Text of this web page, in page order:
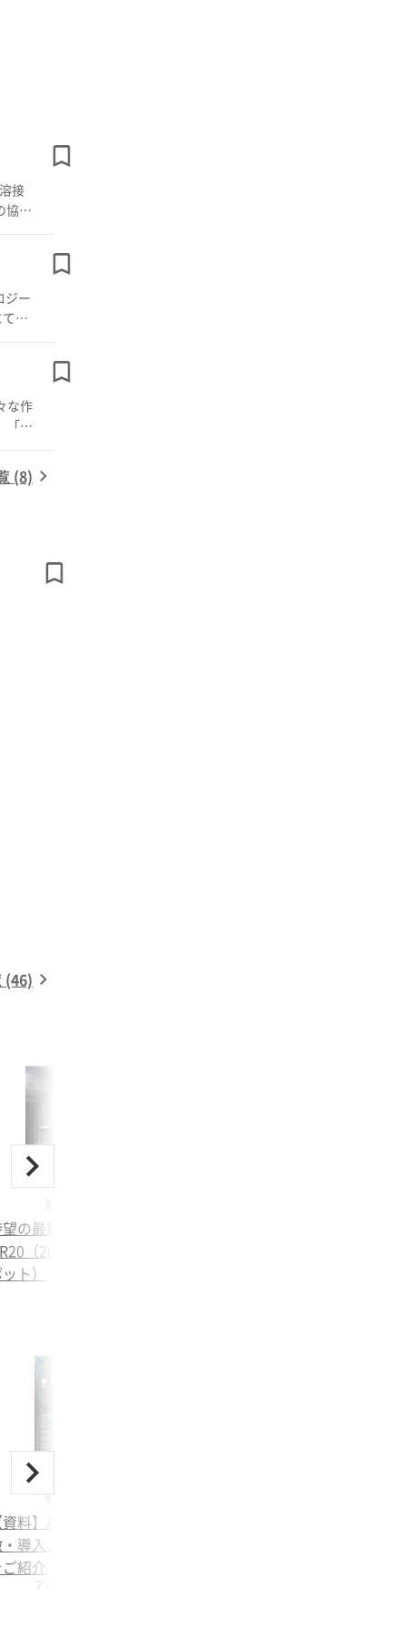
協働
設
ー
待
(8)
(46)
の最新機種！
（20kg可搬対応 協働ロ
ト）
製造・加工機械
資料】AGVロボとは？特
導入メリット・導入事例
紹介
アイズロボ株式会社